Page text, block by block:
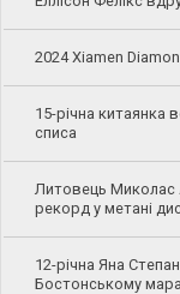
2024 Xiamen
15-річна китаянка
списа
Литовець Миколас
рекорд у метані
12-річна Яна
Бостонському